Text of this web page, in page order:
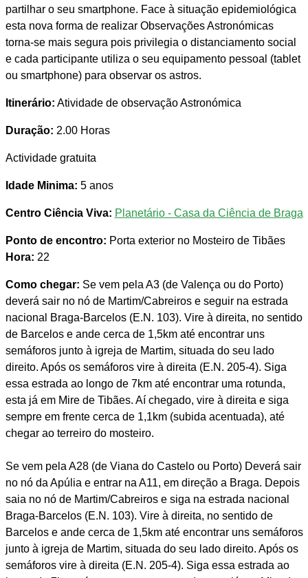
partilhar o seu smartphone. Face à situação epidemiológica
esta nova forma de realizar Observações Astronómicas
torna-se mais segura pois privilegia o distanciamento social
e cada participante utiliza o seu equipamento pessoal (tablet
ou smartphone) para observar os astros.
Itinerário: Atividade de observação Astronómica
Duração: 2.00 Horas
Actividade gratuita
Idade Minima: 5 anos
Centro Ciência Viva: Planetário - Casa da Ciência de Braga
Ponto de encontro: Porta exterior no Mosteiro de Tibães
Hora: 22
Como chegar: Se vem pela A3 (de Valença ou do Porto)
deverá sair no nó de Martim/Cabreiros e seguir na estrada
nacional Braga-Barcelos (E.N. 103). Vire à direita, no sentido
de Barcelos e ande cerca de 1,5km até encontrar uns
semáforos junto à igreja de Martim, situada do seu lado
direito. Após os semáforos vire à direita (E.N. 205-4). Siga
essa estrada ao longo de 7km até encontrar uma rotunda,
esta já em Mire de Tibães. Aí chegado, vire à direita e siga
sempre em frente cerca de 1,1km (subida acentuada), até
chegar ao terreiro do mosteiro.
Se vem pela A28 (de Viana do Castelo ou Porto) Deverá sair
no nó da Apúlia e entrar na A11, em direção a Braga. Depois
saia no nó de Martim/Cabreiros e siga na estrada nacional
Braga-Barcelos (E.N. 103). Vire à direita, no sentido de
Barcelos e ande cerca de 1,5km até encontrar uns semáforos
junto à igreja de Martim, situada do seu lado direito. Após os
semáforos vire à direita (E.N. 205-4). Siga essa estrada ao